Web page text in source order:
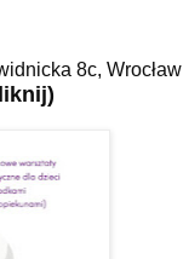
8c, Wrocław